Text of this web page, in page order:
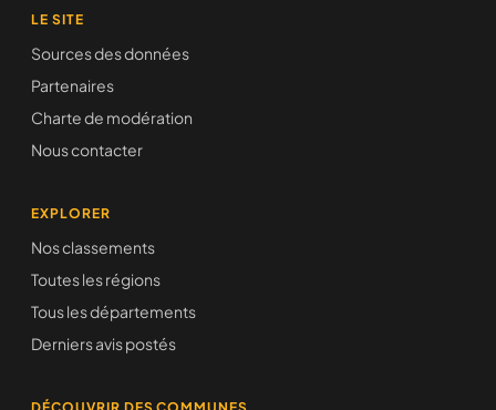
LE SITE
Sources des données
Partenaires
Charte de modération
Nous contacter
EXPLORER
Nos classements
Toutes les régions
Tous les départements
Derniers avis postés